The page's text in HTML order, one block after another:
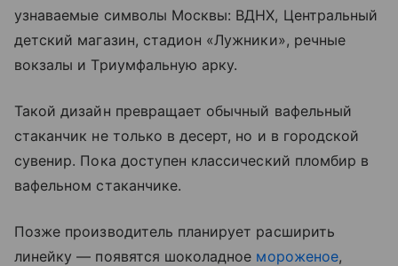
узнаваемые символы Москвы: ВДНХ, Центральный
детский магазин, стадион «Лужники», речные
вокзалы и Триумфальную арку.
Такой дизайн превращает обычный вафельный
стаканчик не только в десерт, но и в городской
сувенир. Пока доступен классический пломбир в
вафельном стаканчике.
Позже производитель планирует расширить
линейку — появятся шоколадное мороженое,